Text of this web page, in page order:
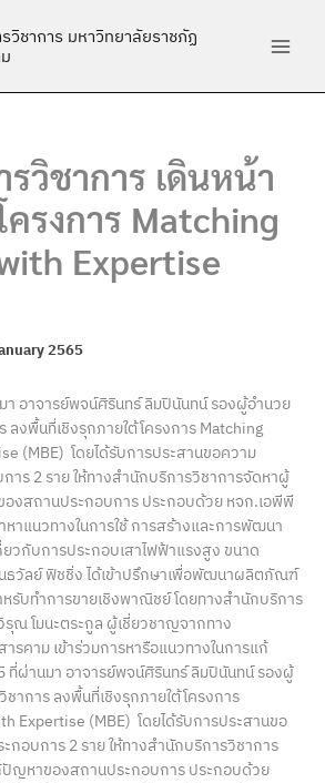
วิชาการ มหาวิทยาลัยราชภัฏ
วิชาการ เดินหน้า
ครงการ Matching
Expertise
2565
า อาจารย์พจน์ศิรินทร์ ลิมปินันทน์ รองผู้อำนวย
ลงพื้นที่เชิงรุกภายใต้โครงการ Matching
(MBE) โดยได้รับการประสานขอความ
าร 2 ราย ให้ทางสำนักบริการวิชาการจัดหาผู้
งสถานประกอบการ ประกอบด้วย หจก.เอพีพี
หาแนวทางในการใช้ การสร้างและการพัฒนา
ยวกับการประกอบเสาไฟฟ้าแรงสูง ขนาด
ธวัลย์ ฟิชชิ่ง ได้เข้าปรึกษาเพื่อพัฒนาผลิตภัณฑ์
รับทำการขายเชิงพาณิชย์ โดยทางสำนักบริการ
รุณ โมนะตระกูล ผู้เชี่ยวชาญจากทาง
รคาม เข้าร่วมการหารือแนวทางในการแก้
ผ่านมา อาจารย์พจน์ศิรินทร์ ลิมปินันทน์ รองผู้
าการ ลงพื้นที่เชิงรุกภายใต้โครงการ
Expertise (MBE) โดยได้รับการประสานขอ
กอบการ 2 ราย ให้ทางสำนักบริการวิชาการ
ญหาของสถานประกอบการ ประกอบด้วย